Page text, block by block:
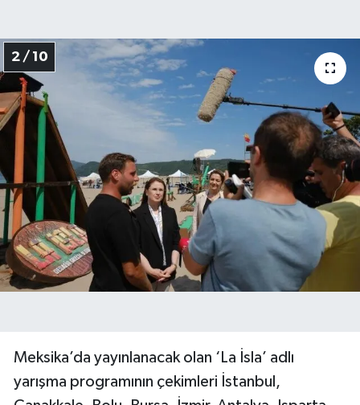
2 / 10
Meksika’da yayınlanacak olan ‘La İsla’ adlı
yarışma programının çekimleri İstanbul,